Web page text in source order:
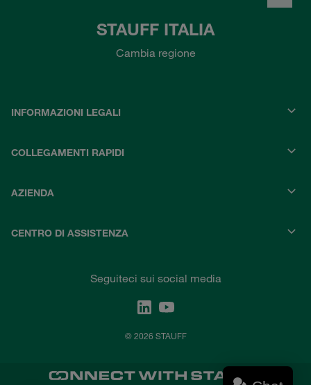
STAUFF ITALIA
Cambia regione
INFORMAZIONI LEGALI
COLLEGAMENTI RAPIDI
AZIENDA
CENTRO DI ASSISTENZA
Seguiteci sui social media
© 2026 STAUFF